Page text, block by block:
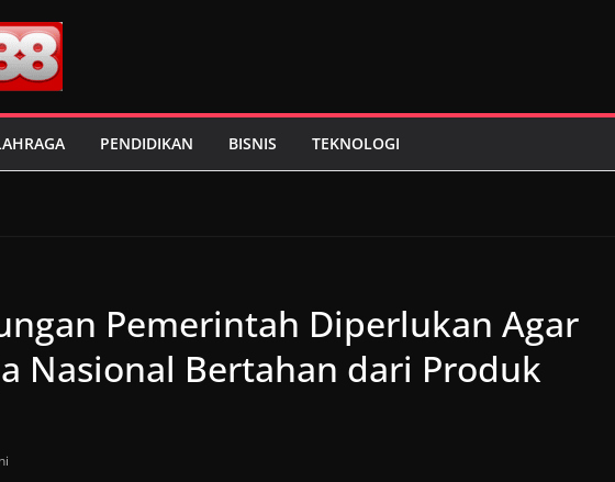
PENDIDIKAN BISNIS TEKNOLOGI
Pemerintah Diperlukan Agar
Nasional Bertahan dari Produk